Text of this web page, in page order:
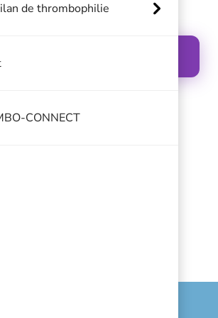
de thrombophilie
CONNECT
dessous pour lancer le guide :